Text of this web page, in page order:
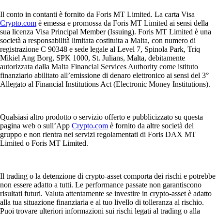
Il conto in contanti è fornito da Foris MT Limited. La carta Visa
Crypto.com è emessa e promossa da Foris MT Limited ai sensi della
sua licenza Visa Principal Member (Issuing). Foris MT Limited è una
società a responsabilità limitata costituita a Malta, con numero di
registrazione C 90348 e sede legale al Level 7, Spinola Park, Triq
Mikiel Ang Borg, SPK 1000, St. Julians, Malta, debitamente
autorizzata dalla Malta Financial Services Authority come istituto
finanziario abilitato all’emissione di denaro elettronico ai sensi del 3°
Allegato al Financial Institutions Act (Electronic Money Institutions).
Qualsiasi altro prodotto o servizio offerto e pubblicizzato su questa
pagina web o sull’App Crypto.com è fornito da altre società del
gruppo e non rientra nei servizi regolamentati di Foris DAX MT
Limited o Foris MT Limited.
Il trading o la detenzione di crypto-asset comporta dei rischi e potrebbe
non essere adatto a tutti. Le performance passate non garantiscono
risultati futuri. Valuta attentamente se investire in crypto-asset è adatto
alla tua situazione finanziaria e al tuo livello di tolleranza al rischio.
Puoi trovare ulteriori informazioni sui rischi legati al trading o alla